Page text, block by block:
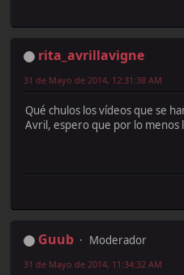
rita_avrillavigne
31 de Mayo de 2014, 12:31:38 AM
Qué chulos los vídeos que se
Avril, espero que por lo menos
Guub
Moderador
31 de Mayo de 2014, 11:34:32 AM